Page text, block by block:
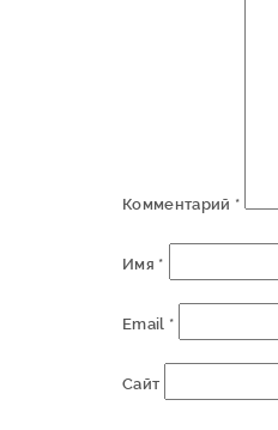
Комментарий *
Имя *
Email *
Сайт